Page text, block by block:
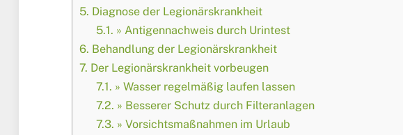
5. Diagnose der Legionärskrankheit
5.1. » Antigennachweis durch Urintest
6. Behandlung der Legionärskrankheit
7. Der Legionärskrankheit vorbeugen
7.1. » Wasser regelmäßig laufen lassen
7.2. » Besserer Schutz durch Filteranlagen
7.3. » Vorsichtsmaßnahmen im Urlaub